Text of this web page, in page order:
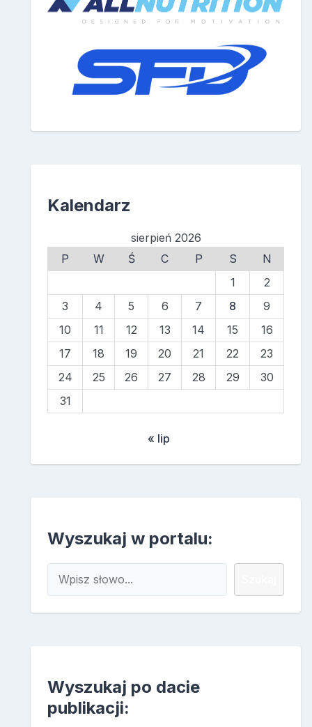
Kalendarz
sierpień 2026
P
W Ś C P S
N
1
2
3
4 5 6 7 8
9
10
11 12 13 14 15
16
17
18 19 20 21 22
23
24
25 26 27 28 29
30
31
« lip
Wyszukaj w portalu:
Wyszukaj po dacie
publikacji: